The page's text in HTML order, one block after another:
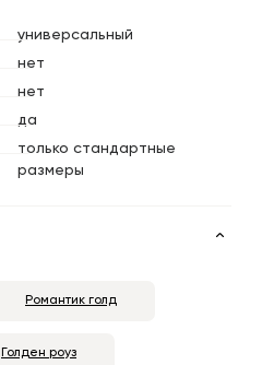
универсальный
нет
нет
да
только стандартные
размеры
Романтик голд
Голден роуз